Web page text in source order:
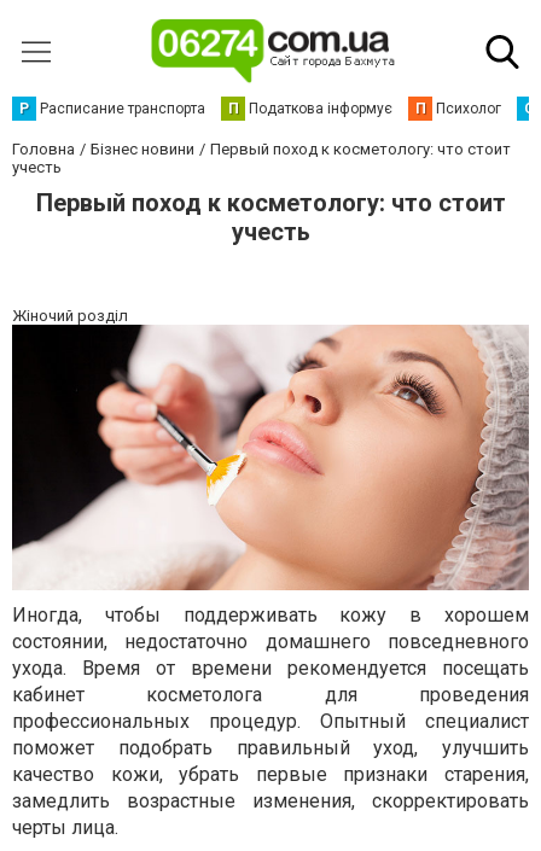
Р Расписание транспорта П Податкова інформує П Психолог С
Головна Бізнес новини
Первый поход к косметологу: что стоит
учесть
Первый поход к косметологу: что стоит
учесть
Жіночий розділ
Иногда, чтобы поддерживать кожу в хорошем
состоянии, недостаточно домашнего повседневного
ухода. Время от времени рекомендуется посещать
кабинет косметолога для проведения
профессиональных процедур. Опытный специалист
поможет подобрать правильный уход, улучшить
качество кожи, убрать первые признаки старения,
замедлить возрастные изменения, скорректировать
черты лица.